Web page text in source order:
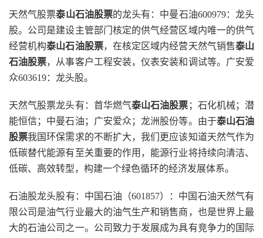
天然气股票泰山石油股票的龙头有：中曼石油600979：龙头
股。公司是建设主管部门核定的供气经营区域内唯一的供气
经营机构泰山石油股票，在核定区域内经营天然气销售泰山
石油股票，从事客户工程安装，仪表安装和调试等。广安爱
众603619：龙头股。
天然气股票龙头有：首华燃气泰山石油股票 ；石化机械；潜
能恒信；中曼石油；广安爱众；龙洲股份等。由于泰山石油
股票我国环保需求的不断扩大，我们更应该知道天然气作为
低碳替代能源有至关重要的作用，能源行业将持续向清洁、
低碳、高效转型，构建一个绿色循环的经济发展体系。
石油股龙头股有：中国石油（601857）：中国石油天然气有
限公司是油气行业最大的油气生产和销售商，也是世界上最
大的石油公司之一。公司致力于发展成为具有竞争力的国际